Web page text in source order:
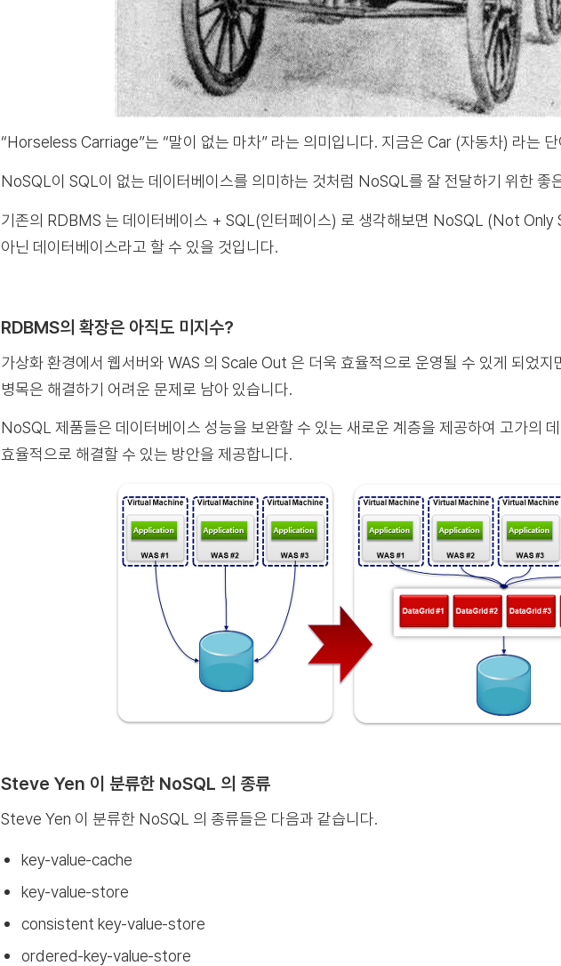
“Horseless Carriage”는 “말이 없는 마차” 라는 의미입니다. 지금은 Car (자동차) 라는
NoSQL이 SQL이 없는 데이터베이스를 의미하는 것처럼 NoSQL를 잘 전달하기 위한 좋
기존의 RDBMS 는 데이터베이스 + SQL(인터페이스) 로 생각해보면 NoSQL (Not Only
아닌 데이터베이스라고 할 수 있을 것입니다.
RDBMS의 확장은 아직도 미지수?
가상화 환경에서 웹서버와 WAS 의 Scale Out 은 더욱 효율적으로 운영될 수 있게 되었지
병목은 해결하기 어려운 문제로 남아 있습니다.
NoSQL 제품들은 데이터베이스 성능을 보완할 수 있는 새로운 계층을 제공하여 고가의
효율적으로 해결할 수 있는 방안을 제공합니다.
Steve Yen 이 분류한 NoSQL 의 종류
Steve Yen 이 분류한 NoSQL 의 종류들은 다음과 같습니다.
key‐value‐cache
key‐value‐store
consistent key‐value‐store
ordered‐key‐value‐store